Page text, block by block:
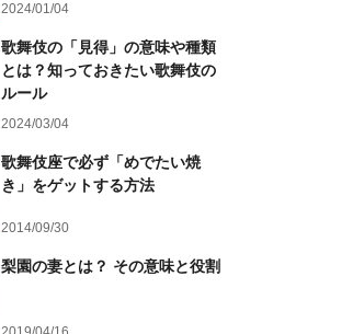
2024/01/04
歌舞伎の「見得」の意味や種類
とは？知っておきたい歌舞伎の
ルール
2024/03/04
歌舞伎座で必ず「めでたい焼
き」をゲットする方法
2014/09/30
梨園の妻とは？ その意味と役割